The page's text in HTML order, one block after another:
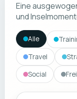
Eine
und
Alle
Travel
Social